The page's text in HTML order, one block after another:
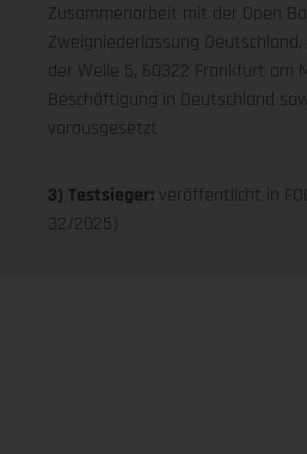
Zusammenarbeit mit der Open
Zweigniederlassung
der Welle 5, 60322 Frankfurt am
Beschäftigung in Deutschland
vorausgesetzt
3) Testsieger: veröffentlicht in
32/2025)